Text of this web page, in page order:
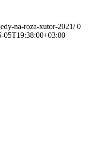
na-roza-xutor-2021/ 0
05T19:38:00+03:00